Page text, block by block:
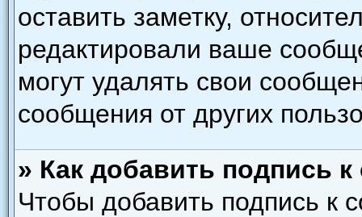
оставить заметку,
редактировали ваше
могут удалять свои
сообщения от других
» Как добавить подпись
Чтобы добавить подпись